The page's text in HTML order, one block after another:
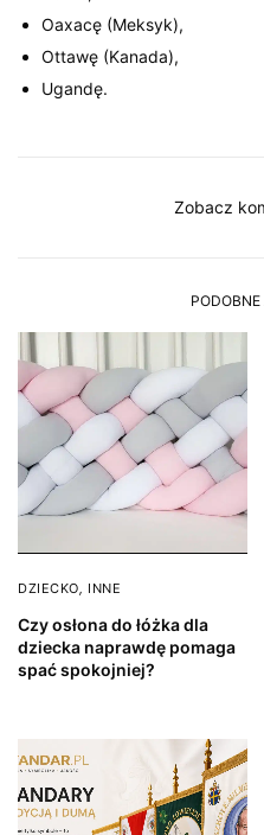
Oaxacę (Meksyk),
Ottawę (Kanada),
Ugandę.
Zobacz
DZIECKO, INNE
Czy osłona do łóżka dla
dziecka naprawdę pomaga
spać spokojniej?